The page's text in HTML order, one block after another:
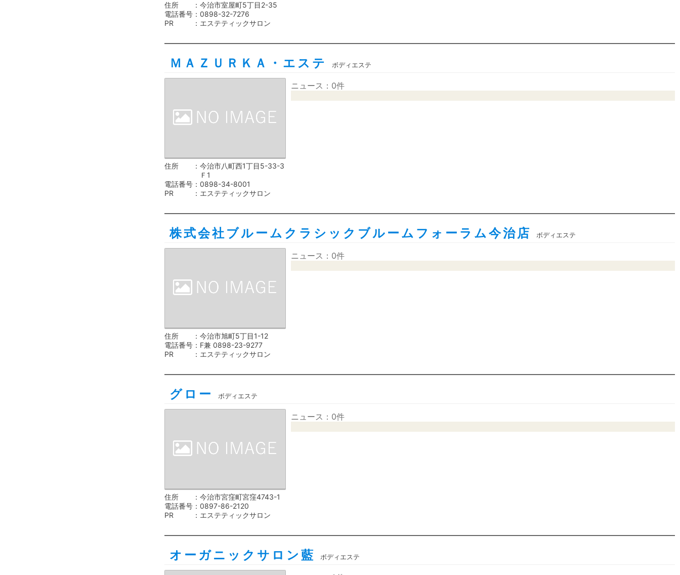
住所
今治市室屋町5丁目2-35
電話番号
0898-32-7276
PR
エステティックサロン
ＭＡＺＵＲＫＡ・エステ ボディエステ
住所
今治市八町西1丁目5-33-3
Ｆ1
電話番号
0898-34-8001
PR
エステティックサロン
ニュース：0件
株式会社ブルームクラシックブルームフォーラム今治店 ボディエステ
住所
今治市旭町5丁目1-12
電話番号
F兼 0898-23-9277
PR
エステティックサロン
ニュース：0件
グロー ボディエステ
住所
今治市宮窪町宮窪4743-1
電話番号
0897-86-2120
PR
エステティックサロン
ニュース：0件
オーガニックサロン藍 ボディエステ